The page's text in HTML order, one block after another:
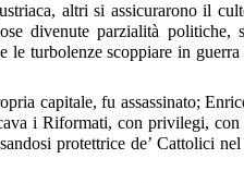
altri si assicurarono il
divenute parzialità politiche,
le turbolenze scoppiare in guerra
capitale, fu assassinato;
i Riformati, con privilegi, con
protettrice de’ Cattolici nel